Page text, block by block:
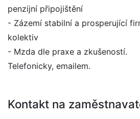
penzijní připojištění
- Zázemí stabilní a prosperující
kolektiv
- Mzda dle praxe a zkušeností.
Telefonicky, emailem.
Kontakt na